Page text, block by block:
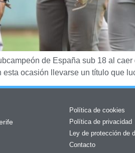
de España sub 18 al
ocasión llevarse un título que
Política de cookies
Política de privacidad
Ley de protección de
Contacto